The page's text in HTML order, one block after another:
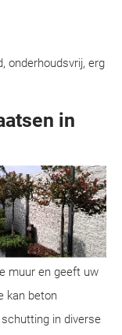
onderhoudsvrij, erg
in
muur en geeft uw
kan beton
in diverse